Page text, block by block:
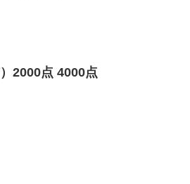
2000点 4000点